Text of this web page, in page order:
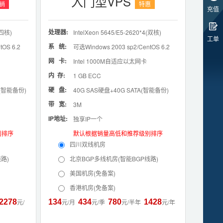
核)
6.2
能备份)
排序
)
元/
特惠
处理器: IntelXeon 5645/E5-2620*4(双核)
系 统: 可选Windows 2003 sp2/CentOS 6.2
网 卡: Intel 1000M自适应以太网卡
内 存: 1 GB ECC
硬 盘: 40G SAS硬盘+40G SATA(智能备份)
带 宽: 3M
IP地址:
独享IP一个
默认根据销量高低和推荐级别排序
四川双线机房
北京BGP多线机房(智能BGP线路)
美国机房(免备案)
香港机房(免备案)
134元/月 434元/季 780元/半年 1428元/年
充值
工单